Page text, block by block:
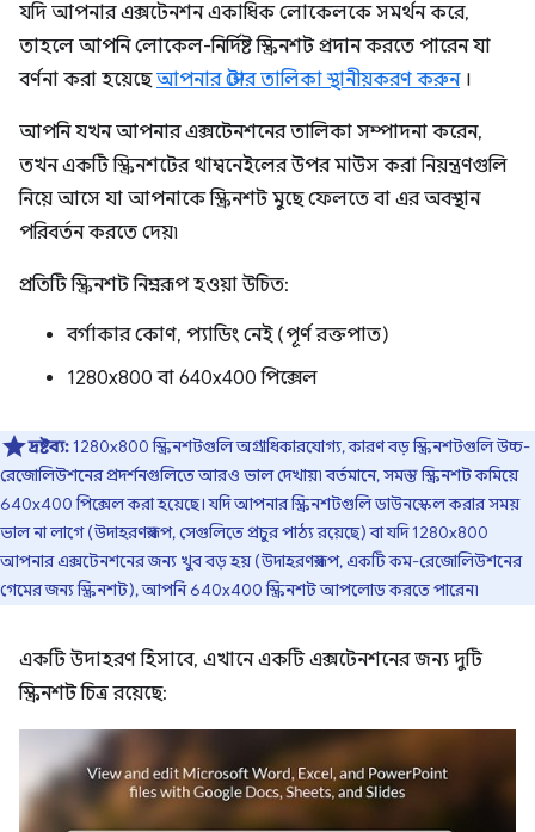
যদি আপনার এক্সটেনশন একাধিক লোকেলকে সমর্থন করে,
তাহলে আপনি লোকেল-নির্দিষ্ট স্ক্রিনশট প্রদান করতে পারেন যা
বর্ণনা করা হয়েছেআপনার স্টোর তালিকা স্থানীয়করণ করুন।
আপনি যখন আপনার এক্সটেনশনের তালিকা সম্পাদনা করেন,
তখন একটি স্ক্রিনশটের থাম্বনেইলের উপর মাউস করা নিয়ন্ত্রণগুলি
নিয়ে আসে যা আপনাকে স্ক্রিনশট মুছে ফেলতে বা এর অবস্থান
পরিবর্তন করতে দেয়৷
প্রতিটি স্ক্রিনশট নিম্নরূপ হওয়া উচিত:
বর্গাকার কোণ, প্যাডিং নেই (পূর্ণ রক্তপাত)
1280x800 বা 640x400 পিক্সেল
দ্রষ্টব্য:1280x800 স্ক্রিনশটগুলি অগ্রাধিকারযোগ্য, কারণ বড় স্ক্রিনশটগুলি উচ্চ-
রেজোলিউশনের প্রদর্শনগুলিতে আরও ভাল দেখায়৷ বর্তমানে, সমস্ত স্ক্রিনশট কমিয়ে
640x400 পিক্সেল করা হয়েছে। যদি আপনার স্ক্রিনশটগুলি ডাউনস্কেল করার সময়
ভাল না লাগে (উদাহরণস্বরূপ, সেগুলিতে প্রচুর পাঠ্য রয়েছে) বা যদি 1280x800
আপনার এক্সটেনশনের জন্য খুব বড় হয় (উদাহরণস্বরূপ, একটি কম-রেজোলিউশনের
গেমের জন্য স্ক্রিনশট), আপনি 640x400 স্ক্রিনশট আপলোড করতে পারেন৷
একটি উদাহরণ হিসাবে, এখানে একটি এক্সটেনশনের জন্য দুটি
স্ক্রিনশট চিত্র রয়েছে: